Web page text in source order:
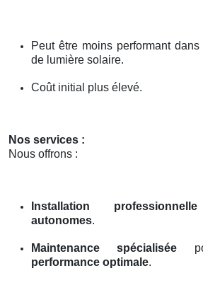
Peut être moins performant
de lumière solaire.
Coût initial plus élevé.
Nos services :
Nous offrons :
Installation professionnelle
autonomes.
Maintenance spécialisée
performance optimale.